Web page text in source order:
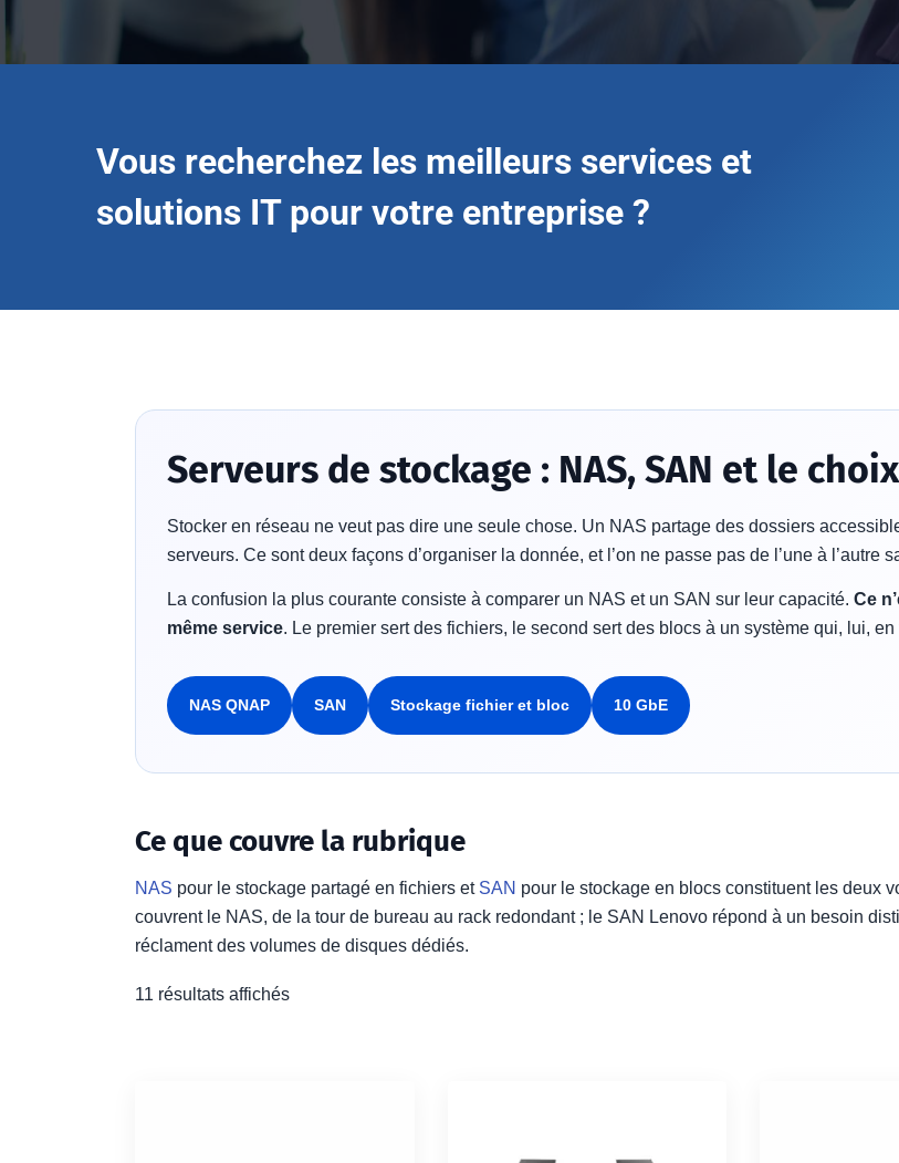
Vous recherchez les meilleurs services et
solutions IT pour votre entreprise ?
Serveurs de stockage : NAS, SAN et le
Stocker en réseau ne veut pas dire une seule chose. Un NAS partage des dossiers
serveurs. Ce sont deux façons d’organiser la donnée, et l’on ne passe pas de l’une à l’autre
La confusion la plus courante consiste à comparer un NAS et un SAN sur leur capacité. Ce
même service. Le premier sert des fichiers, le second sert des blocs à un système qui, lui, en
NAS QNAP SAN Stockage fichier et bloc 10 GbE
Ce que couvre la rubrique
NAS pour le stockage partagé en fichiers et SAN pour le stockage en blocs constituent les deux
couvrent le NAS, de la tour de bureau au rack redondant ; le SAN Lenovo répond à un besoin
réclament des volumes de disques dédiés.
11 résultats affichés